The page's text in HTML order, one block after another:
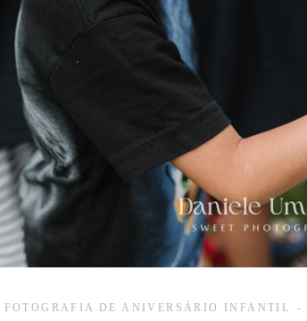
FOTOGRAFIA DE ANIVERSÁRIO INFANTIL